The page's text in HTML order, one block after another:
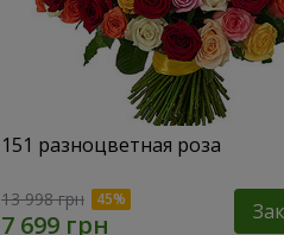
151 разноцветная роза
13 998 грн